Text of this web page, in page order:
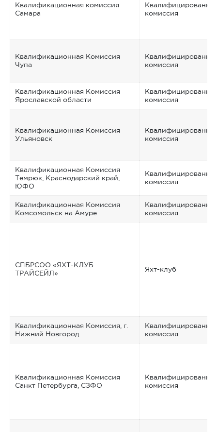
Квалификационная комиссия
Самара
комиссия
Квалификационная Комиссия
Чупа
комиссия
Квалификационная Комиссия
Ярославской области
комиссия
Квалификационная Комиссия
Ульяновск
комиссия
Квалификационная Комиссия
Темрюк, Краснодарский край,
ЮФО
комиссия
Квалификационная Комиссия
Комсомольск на Амуре
комиссия
СПБРСОО «ЯХТ-КЛУБ
ТРАЙСЕЙЛ»
Яхт-клуб
Квалификационная Комиссия, г.
Нижний Новгород
комиссия
Квалификационная Комиссия
Санкт Петербурга, СЗФО
комиссия